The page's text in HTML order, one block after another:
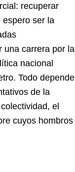
recuperar
espero ser la
una carrera por la
nacional
Todo depende
de la
el
cuyos hombros